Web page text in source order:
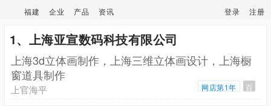
福建 企业 产品 资讯 登录 注册
1、上海亚宣数码科技有限公司
上海3d立体画制作，上海三维立体画设计，上海橱
窗道具制作
上官海平 网店第1年 百